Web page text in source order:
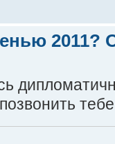
2011?